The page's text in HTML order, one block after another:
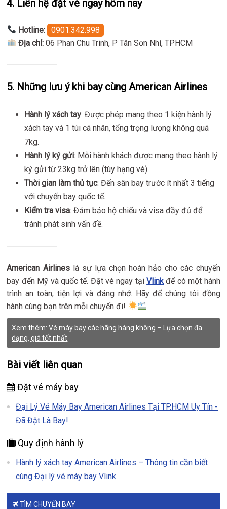
4. Liên hệ đặt vé ngay hôm nay
Hotline:
0901.342.998
Địa chỉ:06 Phan Chu Trinh, P Tân Sơn Nhì, TPHCM
5. Những lưu ý khi bay cùng American Airlines
Hành lý xách tay: Được phép mang theo 1 kiện hành lý
xách tay và 1 túi cá nhân, tổng trọng lượng không quá
7kg.
Hành lý ký gửi: Mỗi hành khách được mang theo hành lý
ký gửi từ 23kg trở lên (tùy hạng vé).
Thời gian làm thủ tục: Đến sân bay trước ít nhất 3 tiếng
với chuyến bay quốc tế.
Kiểm tra visa: Đảm bảo hộ chiếu và visa đầy đủ để
tránh phát sinh vấn đề.
American Airlineslà sự lựa chọn hoàn hảo cho các chuyến
bay đến Mỹ và quốc tế. Đặt vé ngay tạiVlink để có một hành
trình an toàn, tiện lợi và đáng nhớ. Hãy để chúng tôi đồng
hành cùng bạn trên mỗi chuyến đi!
Xem thêm:Vé máy bay các hãng hàng không – Lựa chọn đa
dạng, giá tốt nhất
Bài viết liên quan
Đặt vé máy bay
Đại Lý Vé Máy Bay American Airlines Tại TP.HCM Uy Tín -
Đã Đặt Là Bay!
Quy định hành lý
Hành lý xách tay American Airlines – Thông tin cần biết
cùng Đại lý vé máy bay Vlink
TÌM CHUYẾN BAY